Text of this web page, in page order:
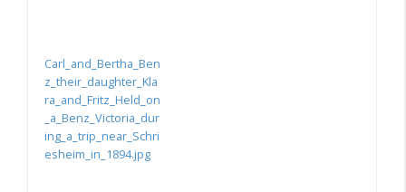
Carl_and_Bertha_Ben
z_their_daughter_Kla
ra_and_Fritz_Held_on
_a_Benz_Victoria_dur
ing_a_trip_near_Schri
esheim_in_1894.jpg